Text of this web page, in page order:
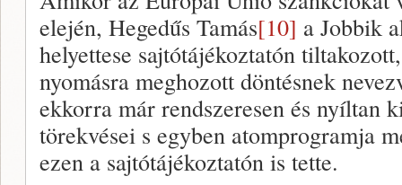
elején, Hegedűs Tamás[10] a Jobbik
helyettese sajtótájékoztatón
nyomásra meghozott döntésnek
ekkorra már rendszeresen és
törekvései s egyben atomprogramja
ezen a sajtótájékoztatón is tette.